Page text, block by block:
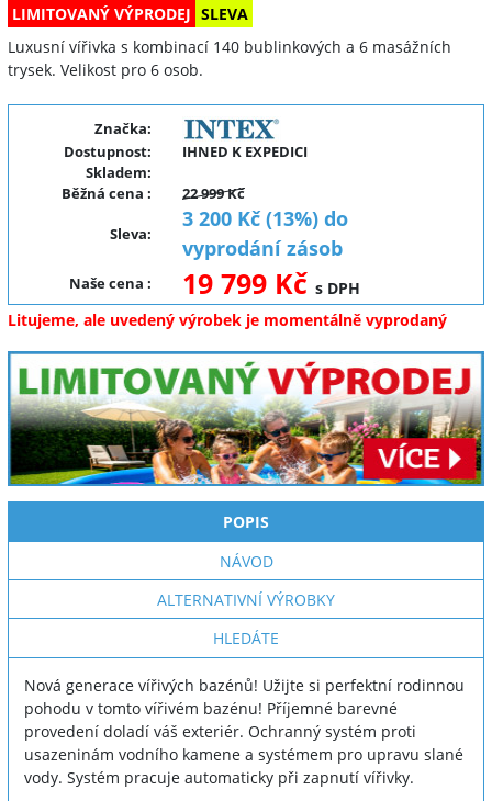
LIMITOVANÝ VÝPRODEJ SLEVA
Luxusní vířivka s kombinací 140 bublinkových a 6 masážních
trysek. Velikost pro 6 osob.
Značka:
Dostupnost:
IHNED K EXPEDICI
Skladem:
Běžná cena : 22 999 Kč
Sleva:
3 200 Kč (13%) do
vyprodání zásob
Naše cena : 19 799 Kč s DPH
Litujeme, ale uvedený výrobek je momentálně vyprodaný
POPIS
NÁVOD
ALTERNATIVNÍ VÝROBKY
HLEDÁTE
Nová generace vířivých bazénů! Užijte si perfektní rodinnou
pohodu v tomto vířivém bazénu! Příjemné barevné
provedení doladí váš exteriér. Ochranný systém proti
usazeninám vodního kamene a systémem pro upravu slané
vody. Systém pracuje automaticky při zapnutí vířivky.